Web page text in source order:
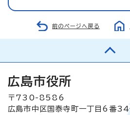
前のページへ戻る
広島市役所
〒730-8586
広島市中区国泰寺町一丁目6番34